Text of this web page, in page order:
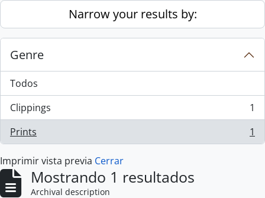
Skip to main contentNarrow your results by:
Genre
Todos
Clippings
, 1 resultados
1
Prints
, 1 resultados 1
Imprimir vista previa Cerrar
Mostrando 1 resultados
Archival description